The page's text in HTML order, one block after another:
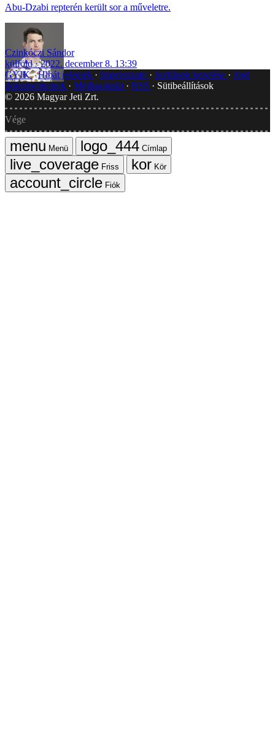
Abu-Dzabi repterén került sor a műveletre.
Czinkóczi Sándor
külföld
2022. december 8. 13:39
GYIK Hibát jelentek Impresszum Javítások kezelése
Jogi
dokumentumok
Médiaajánlat RSS
Sütibeállítások
© 2026 Magyar Jeti Zrt.
Vége
Menü
Címlap
Friss
Kör
Fiók